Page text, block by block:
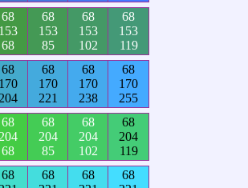
68
153
68
68
153
85
68
153
102
68
153
119
68
170
204
68
170
221
68
170
238
68
170
255
68
204
68
68
204
85
68
204
102
68
204
119
68
68
68
68